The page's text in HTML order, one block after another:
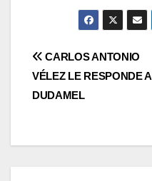
CARLOS ANTONIO
VÉLEZ LE RESPONDE A
DUDAMEL